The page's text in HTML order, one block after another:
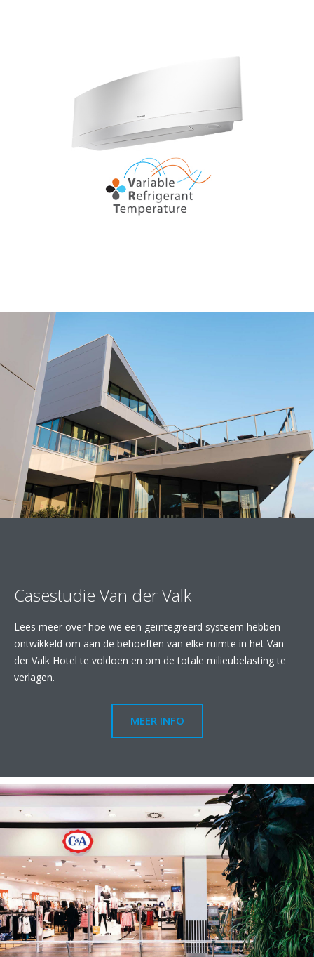
Casestudie Van der Valk
Lees meer over hoe we een geïntegreerd systeem hebben
ontwikkeld om aan de behoeften van elke ruimte in het Van
der Valk Hotel te voldoen en om de totale milieubelasting te
verlagen.
MEER INFO